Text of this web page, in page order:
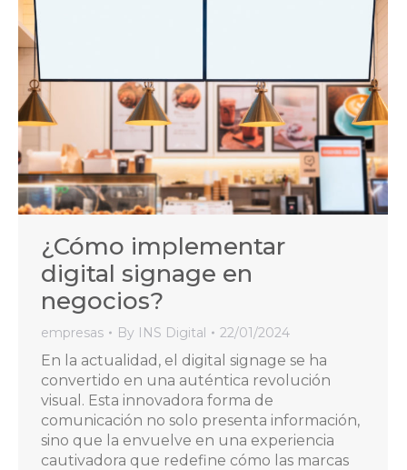
¿Cómo implementar
digital signage en
negocios?
empresas By INS Digital 22/01/2024
En la actualidad, el digital signage se ha
convertido en una auténtica revolución
visual. Esta innovadora forma de
comunicación no solo presenta información,
sino que la envuelve en una experiencia
cautivadora que redefine cómo las marcas